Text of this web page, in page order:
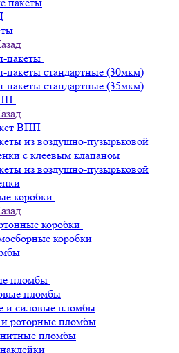
пакеты
пакеты стандартные (30мкм)
пакеты стандартные (35мкм)
ВПП
из воздушно-пузырьковой
с клеевым клапаном
из воздушно-пузырьковой
коробки
коробки
коробки
пломбы
пломбы
и силовые пломбы
роторные пломбы
пломбы